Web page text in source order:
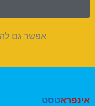
אפשר גם
אינפראטסט